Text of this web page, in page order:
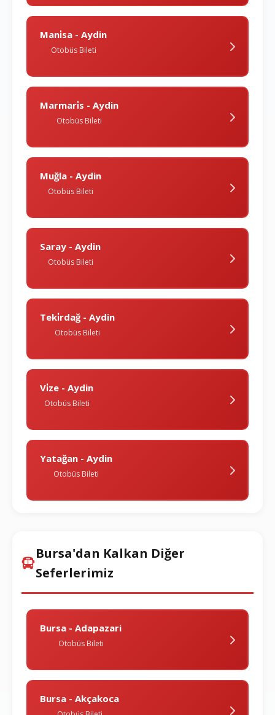
Mani̇sa - Aydin
Otobüs Bileti
Marmari̇s - Aydin
Otobüs Bileti
Muğla - Aydin
Otobüs Bileti
Saray - Aydin
Otobüs Bileti
Teki̇rdağ - Aydin
Otobüs Bileti
Vi̇ze - Aydin
Otobüs Bileti
Yatağan - Aydin
Otobüs Bileti
Bursa'dan Kalkan Diğer
Seferlerimiz
Bursa - Adapazari
Otobüs Bileti
Bursa - Akçakoca